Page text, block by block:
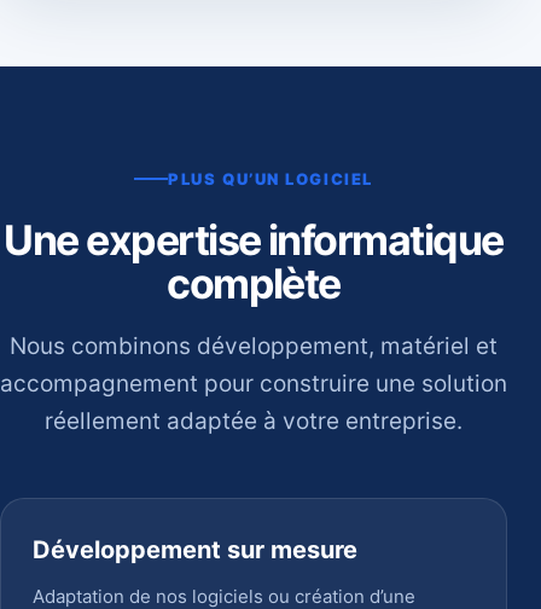
PLUS QU’UN LOGICIEL
Une expertise informatique
complète
Nous combinons développement, matériel et
accompagnement pour construire une solution
réellement adaptée à votre entreprise.
Développement sur mesure
Adaptation de nos logiciels ou création d’une